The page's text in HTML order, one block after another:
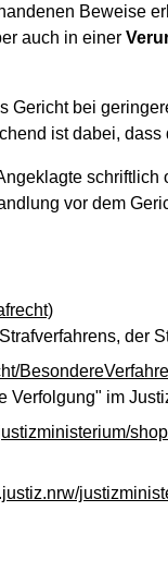
Beweise
auch in einer
Gericht bei
ist dabei,
vor dem
der
im